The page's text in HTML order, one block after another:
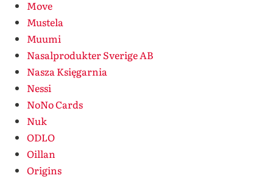
Move
Mustela
Muumi
Nasalprodukter Sverige AB
Nasza Księgarnia
Nessi
NoNo Cards
Nuk
ODLO
Oillan
Origins